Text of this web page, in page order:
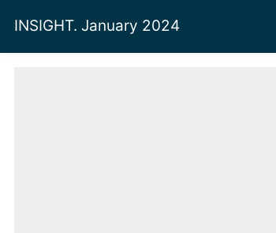
INSIGHT. January 2024